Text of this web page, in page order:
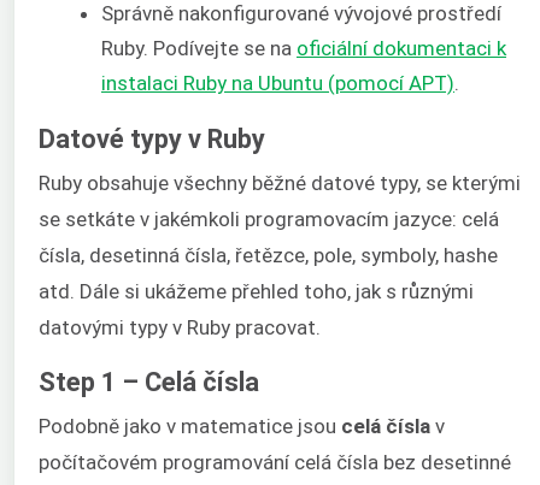
Správně nakonfigurované vývojové prostředí
Ruby. Podívejte se na oficiální dokumentaci k
instalaci Ruby na Ubuntu (pomocí APT).
Datové typy v Ruby
Ruby obsahuje všechny běžné datové typy, se kterými
se setkáte v jakémkoli programovacím jazyce: celá
čísla, desetinná čísla, řetězce, pole, symboly, hashe
atd. Dále si ukážeme přehled toho, jak s různými
datovými typy v Ruby pracovat.
Step 1 – Celá čísla
Podobně jako v matematice jsou celá čísla v
počítačovém programování celá čísla bez desetinné